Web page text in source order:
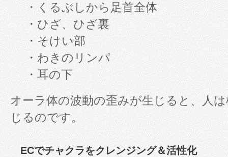
・くるぶしから足首全体
・ひざ、ひざ裏
・そけい部
・わきのリンパ
・耳の下
オーラ体の波動の歪みが生じると、人
じるのです。
ECでチャクラをクレンジング＆活性化